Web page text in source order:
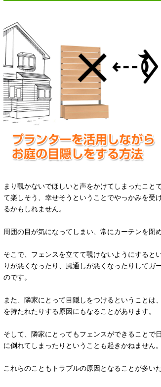
まり覗かないでほしいと声をかけてしまったこ
て楽しそう、幸せそうということでやっかみを受
るかもしれません。
周囲の目が気になってしまい、常にカーテンを閉
そこで、フェンスを立てて覗けないようにすると
りが悪くなったり、風通しが悪くなったりしてガ
のです。
また、隣家にとって目隠しをつけるということ
を持たれたりする原因にもなることがあります。
そして、隣家にとってもフェンスができることで
に倒れてしまったりということも起きかねません。
これらのこともトラブルの原因となることが多い